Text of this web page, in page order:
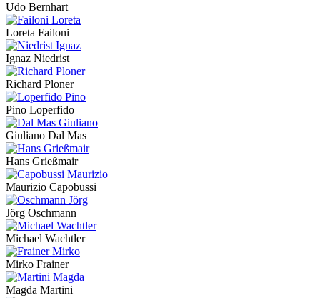
Udo Bernhart
Loreta Failoni
Ignaz Niedrist
Richard Ploner
Pino Loperfido
Giuliano Dal Mas
Hans Grießmair
Maurizio Capobussi
Jörg Oschmann
Michael Wachtler
Mirko Frainer
Magda Martini